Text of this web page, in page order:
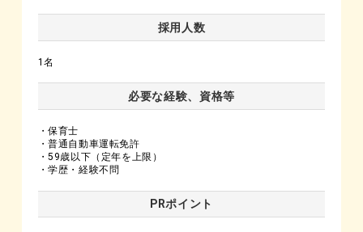
採用人数
1名
必要な経験、資格等
・保育士
・普通自動車運転免許
・59歳以下（定年を上限）
・学歴・経験不問
PRポイント